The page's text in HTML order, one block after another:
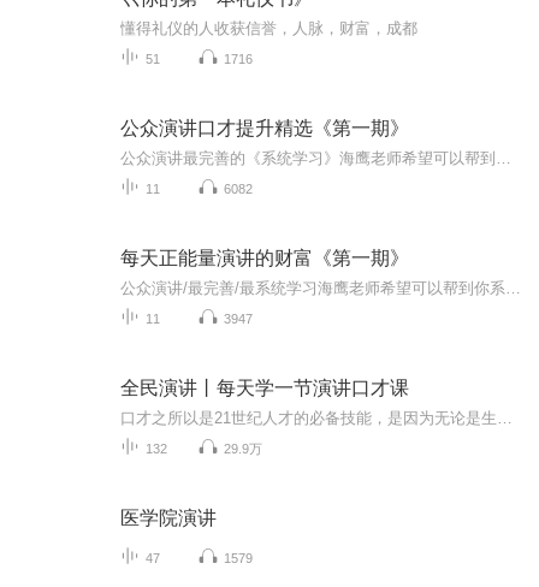
懂得礼仪的人收获信誉，人脉，财富，成都
51 1716
公众演讲口才提升精选《第一期》
11 6082
每天正能量演讲的财富《第一期》
11 3947
全民演讲丨每天学一节演讲口才课
132 29.9万
医学院演讲
47 1579